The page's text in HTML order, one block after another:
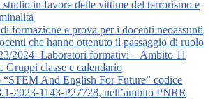
studio in favore delle vittime del terrorismo e
formazione e prova per i docenti neoassunti
che hanno ottenuto il passaggio di ruolo
2024- Laboratori formativi – Ambito 11
Gruppi classe e calendario
“STEM And English For Future” codice
2023-1143-P27728, nell’ambito PNRR